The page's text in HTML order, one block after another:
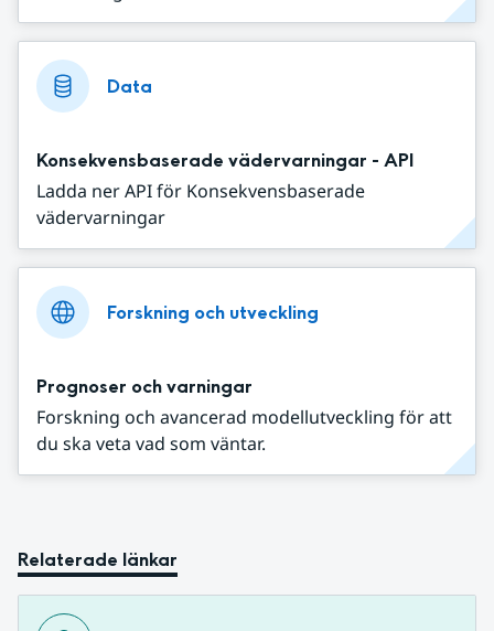
Data
Konsekvensbaserade vädervarningar - API
Ladda ner API för Konsekvensbaserade
vädervarningar
Forskning och utveckling
Prognoser och varningar
Forskning och avancerad modellutveckling för att
du ska veta vad som väntar.
Relaterade länkar